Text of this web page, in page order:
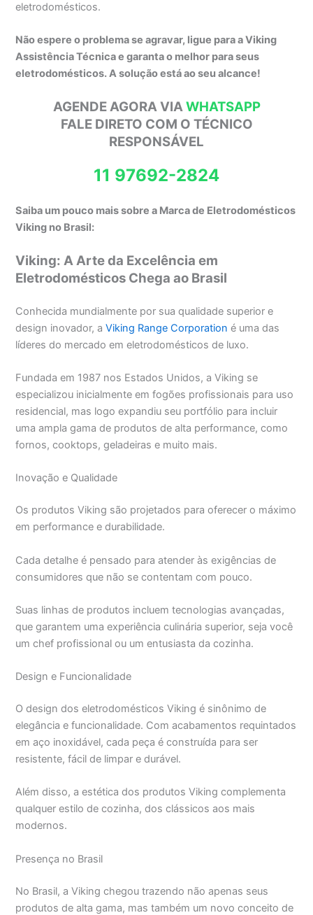
eletrodomésticos.
Não espere o problema se agravar, ligue para a Viking
Assistência Técnica e garanta o melhor para seus
eletrodomésticos. A solução está ao seu alcance!
AGENDE AGORA VIAWHATSAPP
FALE DIRETO COM O TÉCNICO
RESPONSÁVEL
11 97692-2824
Saiba um pouco mais sobre a Marca de Eletrodomésticos
Viking no Brasil:
Viking: A Arte da Excelência em
Eletrodomésticos Chega ao Brasil
Conhecida mundialmente por sua qualidade superior e
design inovador, aViking Range Corporation é uma das
líderes do mercado em eletrodomésticos de luxo.
Fundada em 1987 nos Estados Unidos, a Viking se
especializou inicialmente em fogões profissionais para uso
residencial, mas logo expandiu seu portfólio para incluir
uma ampla gama de produtos de alta performance, como
fornos, cooktops, geladeiras e muito mais.
Inovação e Qualidade
Os produtos Viking são projetados para oferecer o máximo
em performance e durabilidade.
Cada detalhe é pensado para atender às exigências de
consumidores que não se contentam com pouco.
Suas linhas de produtos incluem tecnologias avançadas,
que garantem uma experiência culinária superior, seja você
um chef profissional ou um entusiasta da cozinha.
Design e Funcionalidade
O design dos eletrodomésticos Viking é sinônimo de
elegância e funcionalidade. Com acabamentos requintados
em aço inoxidável, cada peça é construída para ser
resistente, fácil de limpar e durável.
Além disso, a estética dos produtos Viking complementa
qualquer estilo de cozinha, dos clássicos aos mais
modernos.
Presença no Brasil
No Brasil, a Viking chegou trazendo não apenas seus
produtos de alta gama, mas também um novo conceito de